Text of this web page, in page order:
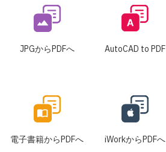
JPGからPDFへ AutoCAD to PDF
電子書籍からPDFへ iWorkからPDFへ